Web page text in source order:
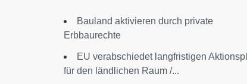
Bauland aktivieren durch private
Erbbaurechte
EU verabschiedet langfristigen
für den ländlichen Raum /...